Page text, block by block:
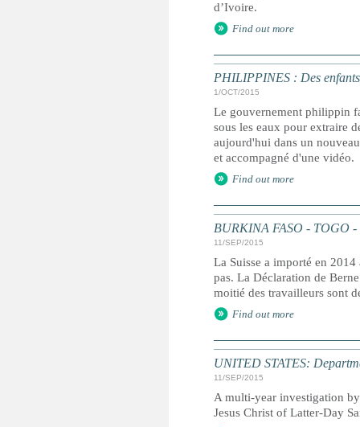
d’Ivoire.
Find out more
PHILIPPINES : Des
1/OCT/2015
Le gouvernement philippin
sous les eaux pour extraire
aujourd'hui dans un
et accompagné d'une vidéo.
Find out more
BURKINA FASO - TOGO -
11/SEP/2015
La Suisse a importé en
pas. La Déclaration de
moitié des travailleurs sont
Find out more
UNITED STATES:
11/SEP/2015
A multi-year investigation
Jesus Christ of Latter-Day